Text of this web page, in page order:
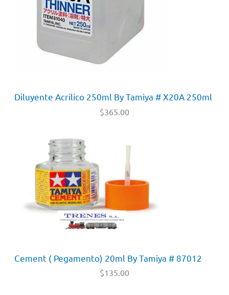
Diluyente Acrilico 250ml By Tamiya # X20A 250ml
$365.00
Cement ( Pegamento) 20ml By Tamiya # 87012
$135.00